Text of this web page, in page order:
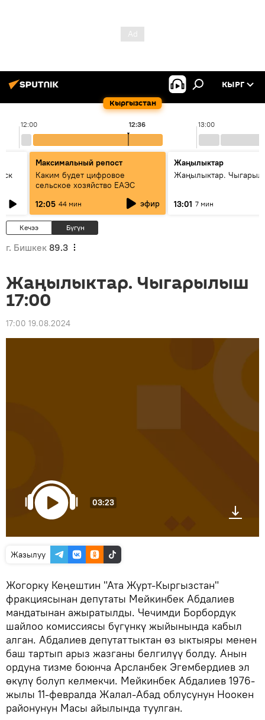
Кыргызстан
КЫРГ
12:00 13:00
12:36
Максимальный репост
Каким будет цифровое
сельское хозяйство ЕАЭС
12:05 44 мин эфир
Жаңылыктар
Жаңылыктар.
13:01 7 мин
Кечээ Бүгүн
г. Бишкек 89.3
Жаңылыктар. Чыгарылыш
17:00
17:00 19.08.2024
03:23
Жазылуу
Жогорку Кеңештин "Ата Журт-Кыргызстан"
фракциясынан депутаты Мейкинбек Абдалиев
мандатынан ажыратылды. Чечимди Борбордук
шайлоо комиссиясы бүгүнкү жыйынында кабыл
алган. Абдалиев депутаттыктан өз ыктыяры менен
баш тартып арыз жазганы белгилүү болду. Анын
ордуна тизме боюнча Арсланбек Эгембердиев эл
өкүлү болуп келмекчи. Мейкинбек Абдалиев 1976-
жылы 11-февралда Жалал-Абад облусунун Ноокен
районунун Масы айылында туулган.